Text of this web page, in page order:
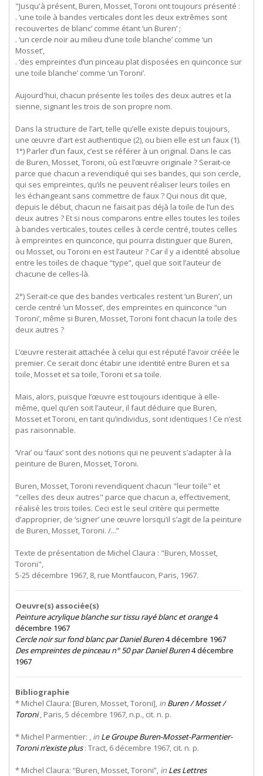
"Jusqu'à présent, Buren, Mosset, Toroni ont toujours présenté :
. ‘une toile à bandes verticales dont les deux extrêmes sont
recouvertes de blanc’ comme étant ‘un Buren’ ;
. ‘un cercle noir au milieu d’une toile blanche’ comme ‘un
Mosset’,
. ‘des empreintes d’un pinceau plat disposées en quinconce sur
une toile blanche’ comme ‘un Toroni’.
Aujourd'hui, chacun présente les toiles des deux autres et la
sienne, signant les trois de son propre nom.
Dans la structure de l’art, telle qu’elle existe depuis toujours,
une œuvre d’art est authentique (2), ou bien elle est un faux (1).
1°) Parler d’un faux, c’est se référer à un original. Dans le cas
de Buren, Mosset, Toroni, où est l’œuvre originale ? Serait-ce
parce que chacun a revendiqué qui ses bandes, qui son cercle,
qui ses empreintes, qu’ils ne peuvent réaliser leurs toiles en
les échangeant sans commettre de faux ? Qui nous dit que,
depuis le début, chacun ne faisait pas déjà la toile de l’un des
deux autres ? Et si nous comparons entre elles toutes les toiles
à bandes verticales, toutes celles à cercle centré, toutes celles
à empreintes en quinconce, qui pourra distinguer que Buren,
ou Mosset, ou Toroni en est l’auteur ? Car il y a identité absolue
entre les toiles de chaque “type”, quel que soit l’auteur de
chacune de celles-là.
2°) Serait-ce que des bandes verticales restent ‘un Buren’, un
cercle centré ‘un Mosset’, des empreintes en quinconce “un
Toroni’, même si Buren, Mosset, Toroni font chacun la toile des
deux autres ?
L’œuvre resterait attachée à celui qui est réputé l’avoir créée le
premier. Ce serait donc étabir une identité entre Buren et sa
toile, Mosset et sa toile, Toroni et sa toile.
Mais, alors, puisque l’œuvre est toujours identique à elle-
même, quel qu’en soit l’auteur, il faut déduire que Buren,
Mosset et Toroni, en tant qu’individus, sont identiques ! Ce n’est
pas raisonnable.
‘Vrai’ ou ‘faux’ sont des notions qui ne peuvent s’adapter à la
peinture de Buren, Mosset, Toroni.
Buren, Mosset,Toroni revendiquent chacun "leurtoile" et
"celles des deux autres" parce que chacun a, effectivement,
réalisé les trois toiles. Ceci est le seul critère qui permette
d’approprier, de ‘signer’ une œuvre lorsqu’il s’agit de la peinture
de Buren, Mosset, Toroni. /...”
Texte de présentation de Michel Claura : "Buren, Mosset,
Toroni",
5-25 décembre 1967, 8, rue Montfaucon, Paris, 1967.
Oeuvre(s) associée(s)
Peinture acrylique blanche sur tissu rayé blanc et orange4
décembre 1967
Cercle noir sur fond blanc par Daniel Buren4 décembre 1967
Des empreintes de pinceau n° 50 par Daniel Buren4 décembre
1967
Bibliographie
* Michel Claura: [Buren, Mosset, Toroni], in Buren / Mosset /
Toroni, Paris, 5 décembre 1967, n.p., cit. n. p.
* Michel Parmentier: , in Le Groupe Buren-Mosset-Parmentier-
Toroni n’existe plus: Tract, 6 décembre 1967, cit. n. p.
* Michel Claura: “Buren, Mosset, Toroni”, in Les Lettres